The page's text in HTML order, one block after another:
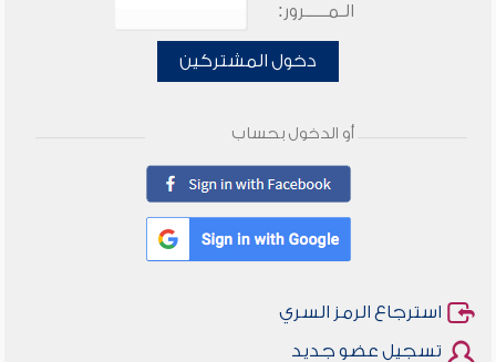
الـمـــــرور:
دخول المشتركين
أو الدخول بحساب
استرجاع الرمز السري
تسجيل عضو جديد